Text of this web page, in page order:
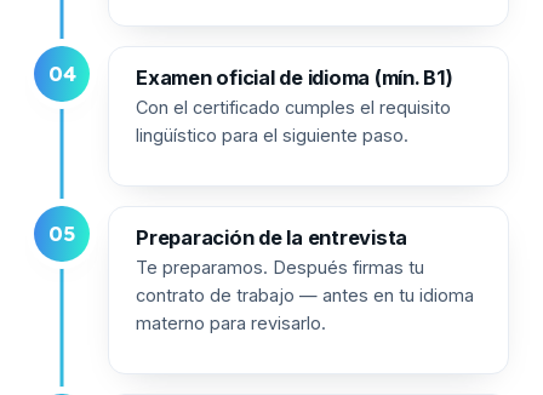
04 Examen oficial de idioma (mín. B1)
Con el certificado cumples el requisito
lingüístico para el siguiente paso.
05 Preparación de la entrevista
Te preparamos. Después firmas tu
contrato de trabajo — antes en tu idioma
materno para revisarlo.